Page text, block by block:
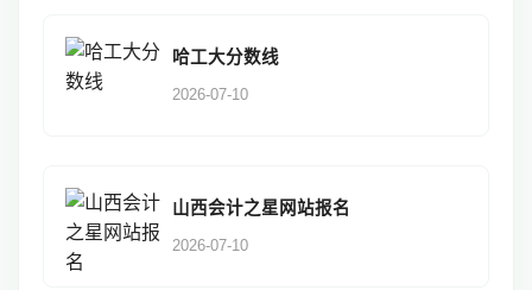
哈工大分数线
2026-07-10
山西会计之星网站报名
2026-07-10